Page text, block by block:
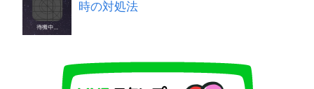
時の対処法